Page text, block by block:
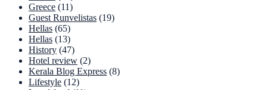
Greece (11)
Guest Runvelistas (19)
Hellas (65)
Hellas (13)
History (47)
Hotel review (2)
Kerala Blog Express (8)
Lifestyle (12)